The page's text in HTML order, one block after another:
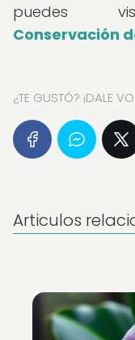
puedes
Conservación
¿TE GUSTÓ? ¡DALE
Articulos